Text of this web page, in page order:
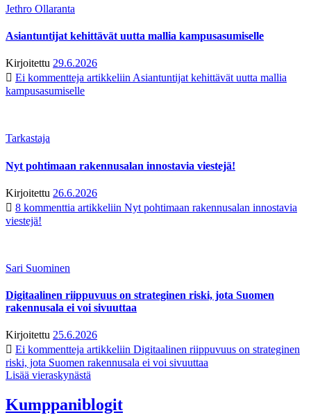
Jethro Ollaranta
Asiantuntijat kehittävät uutta mallia kampusasumiselle
Kirjoitettu 29.6.2026
Ei kommentteja artikkeliin Asiantuntijat kehittävät uutta mallia
kampusasumiselle
Tarkastaja
Nyt pohtimaan rakennusalan innostavia viestejä!
Kirjoitettu 26.6.2026
8 kommenttia artikkeliin Nyt pohtimaan rakennusalan innostavia
viestejä!
Sari Suominen
Digitaalinen riippuvuus on strateginen riski, jota Suomen
rakennusala ei voi sivuuttaa
Kirjoitettu 25.6.2026
Ei kommentteja artikkeliin Digitaalinen riippuvuus on strateginen
riski, jota Suomen rakennusala ei voi sivuuttaa
Lisää vieraskynästä
Kumppaniblogit